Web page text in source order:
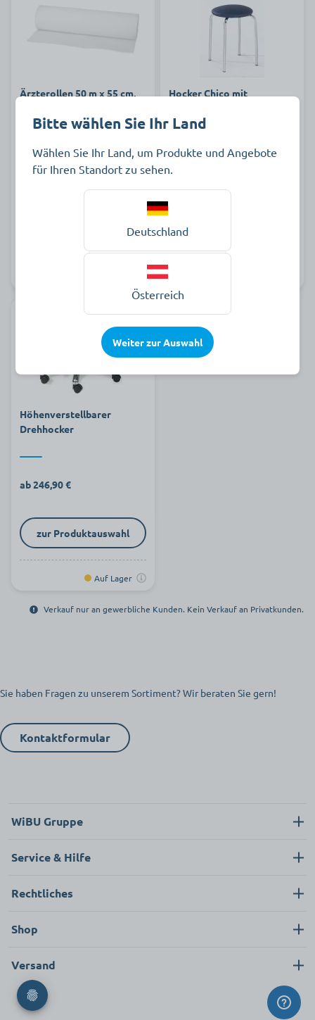
Ärzterollen 50 m x 55 cm,
74,39 €
Karton à 9 Stück zzgl. MwSt.
Hocker Chico mit
pro Stück zzgl. MwSt.
Höhenverstellbarer
Drehhocker
ab 246,90 €
zur Produktauswahl
Auf Lager
Verkauf nur an gewerbliche Kunden. Kein Verkauf an Privatkunden.
Sie haben Fragen zu unserem Sortiment? Wir beraten Sie gern!
Kontaktformular
WiBU Gruppe
Service & Hilfe
FAQ
Rechtliches
AGB
Shop
Bekleidung & Textilien
Ersatzteile
Versand
Bitte wählen Sie Ihr Land
Wählen Sie Ihr Land, um Produkte und Angebote
für Ihren Standort zu sehen.
Deutschland
Österreich
Weiter zur Auswahl